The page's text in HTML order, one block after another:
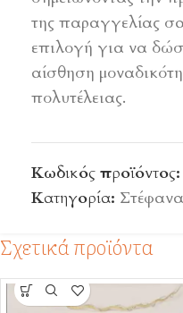
της παραγγελίας
επιλογή για να
αίσθηση
πολυτέλειας.
Κωδικός προϊόντος:
Κατηγορία:
Σχετικά προϊόντα